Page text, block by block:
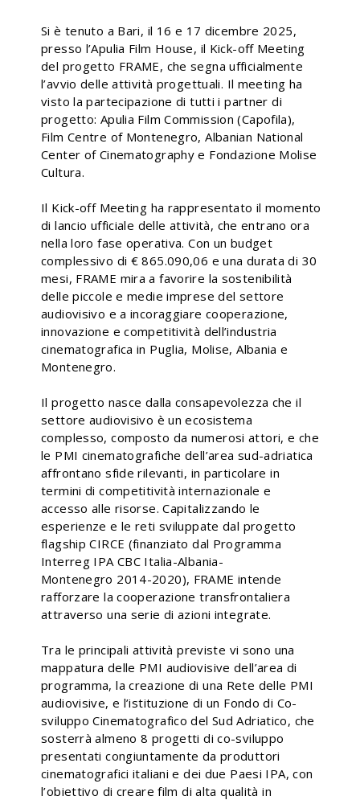
Si è tenuto a Bari, il 16 e 17 dicembre 2025,
presso l’Apulia Film House, il Kick-off Meeting
del progetto FRAME, che segna ufficialmente
l’avvio delle attività progettuali. Il meeting ha
visto la partecipazione di tutti i partner di
progetto: Apulia Film Commission (Capofila),
Film Centre of Montenegro, Albanian National
Center of Cinematography e Fondazione Molise
Cultura.
Il Kick-off Meeting ha rappresentato il momento
di lancio ufficiale delle attività, che entrano ora
nella loro fase operativa. Con un budget
complessivo di € 865.090,06 e una durata di 30
mesi, FRAME mira a favorire la sostenibilità
delle piccole e medie imprese del settore
audiovisivo e a incoraggiare cooperazione,
innovazione e competitività dell’industria
cinematografica in Puglia, Molise, Albania e
Montenegro.
Il progetto nasce dalla consapevolezza che il
settore audiovisivo è un ecosistema
complesso, composto da numerosi attori, e che
le PMI cinematografiche dell’area sud-adriatica
affrontano sfide rilevanti, in particolare in
termini di competitività internazionale e
accesso alle risorse. Capitalizzando le
esperienze e le reti sviluppate dal progetto
flagship CIRCE (finanziato dal Programma
Interreg IPA CBC Italia-Albania-
Montenegro 2014-2020), FRAME intende
rafforzare la cooperazione transfrontaliera
attraverso una serie di azioni integrate.
Tra le principali attività previste vi sono una
mappatura delle PMI audiovisive dell’area di
programma, la creazione di una Rete delle PMI
audiovisive, e l’istituzione di un Fondo di Co-
sviluppo Cinematografico del Sud Adriatico, che
sosterrà almeno 8 progetti di co-sviluppo
presentati congiuntamente da produttori
cinematografici italiani e dei due Paesi IPA, con
l’obiettivo di creare film di alta qualità in